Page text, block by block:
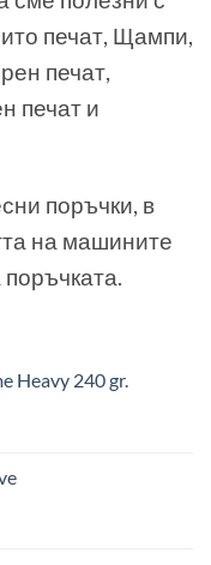
печат, Щампи,
печат,
печат и
поръчки, в
на машините
Heavy 240 gr.